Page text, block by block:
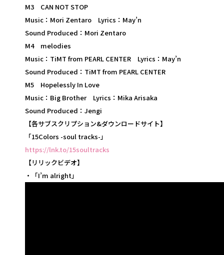
M3 CAN NOT STOP
Music：Mori Zentaro Lyrics：May’n
Sound Produced：Mori Zentaro
M4 melodies
Music：TiMT from PEARL CENTER Lyrics：May’n
Sound Produced：TiMT from PEARL CENTER
M5 Hopelessly In Love
Music：Big Brother Lyrics：Mika Arisaka
Sound Produced：Jengi
【各サブスクリプション&ダウンロードサイト】
「15Colors -soul tracks-」
https://lnk.to/15soultracks
【リリックビデオ】
・「I’m alright」